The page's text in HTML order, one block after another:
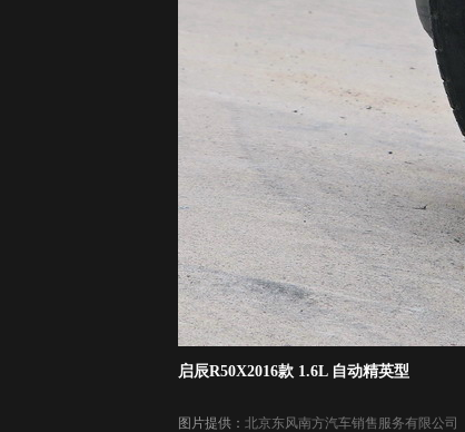
启辰R50X2016款 1.6L 自动精英型
图片提供： 北京东风南方汽车销售服务有限公司